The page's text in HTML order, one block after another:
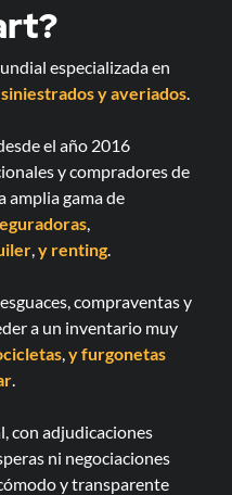
especializada en
y averiados
el año 2016
y compradores de
amplia gama de
y renting
compraventas y
a un inventario muy
y furgonetas
con adjudicaciones
ni negociaciones
y transparente